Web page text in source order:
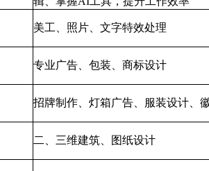
美工、照片、文字特效处理
专业广告、包装、商标设计
招牌制作、灯箱广告、服装设计、
二、三维建筑、图纸设计